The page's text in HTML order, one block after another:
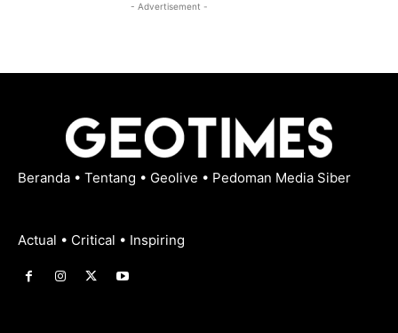
- Advertisement -
Beranda • Tentang • Geolive • Pedoman Media Siber
Actual • Critical • Inspiring